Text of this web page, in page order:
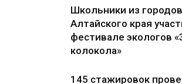
Школьники из
Алтайского края
фестивале экологов
колокола»
145 стажировок